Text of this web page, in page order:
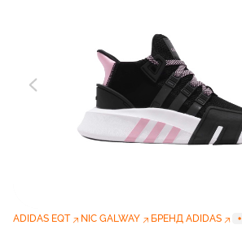
ADIDAS EQT NIC GALWAY БРЕНД ADIDAS